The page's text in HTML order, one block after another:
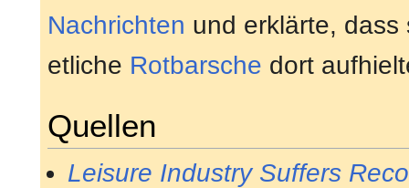
Nachrichten und erklärte,
etliche Rotbarsche dort
Quellen
Leisure Industry Suffers